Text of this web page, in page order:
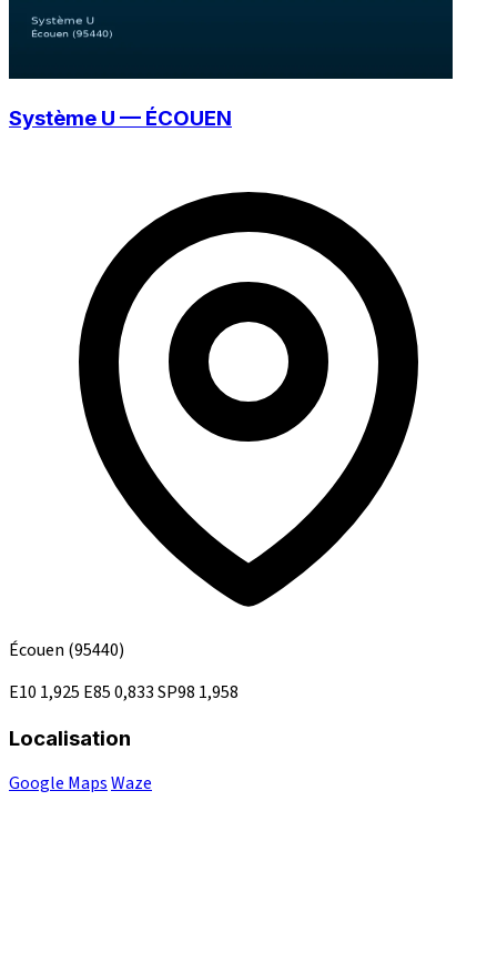
Système U — ÉCOUEN
Écouen (95440)
E10 1,925 E850,833SP98 1,958
Localisation
Google MapsWaze